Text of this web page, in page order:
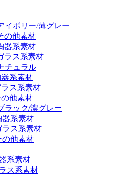
イボリー/薄グレー
の他素材
器系素材
ラス系素材
チュラル
系素材
ス系素材
他素材
ラック/濃グレー
器系素材
ラス系素材
の他素材
系素材
ス系素材